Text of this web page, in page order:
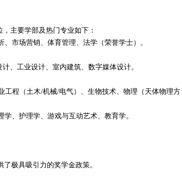
主要学部及热门专业如下：
市场营销、体育管理、法学（荣誉学士）。
、工业设计、室内建筑、数字媒体设计。
程（土木/机械/电气）、生物技术、物理（天体物理方
、护理学、游戏与互动艺术、教育学。
极具吸引力的奖学金政策。